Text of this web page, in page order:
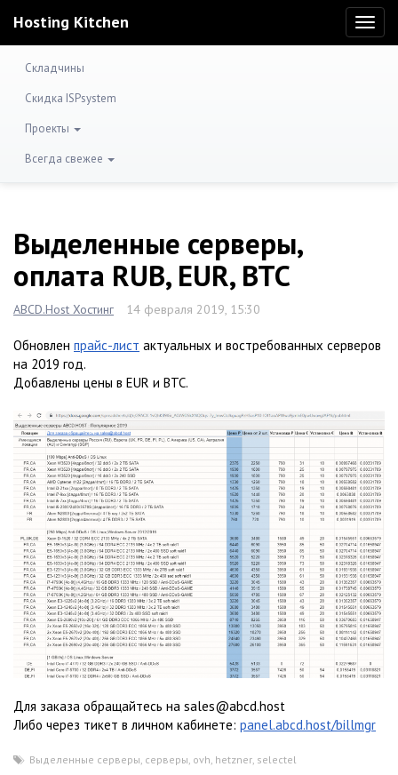
Hosting Kitchen
Складчины
Скидка ISPsystem
Проекты
Всегда свежее
Выделенные серверы,
оплата RUB, EUR, BTC
ABCD.Host Хостинг 14 февраля 2019, 15:30
Обновлен прайс-лист актуальных и востребованных серверов
на 2019 год.
Добавлены цены в EUR и BTC.
Для заказа обращайтесь на sales@abcd.host
Либо через тикет в личном кабинете: panel.abcd.host/billmgr
Выделенные серверы, серверы, ovh, hetzner, selectel